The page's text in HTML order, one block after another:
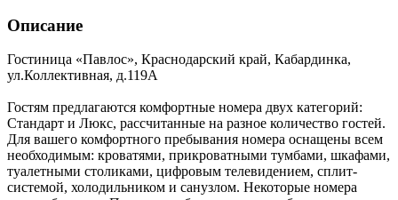
Описание
Гостиница «Павлос», Краснодарский край, Кабардинка,
ул.Коллективная, д.119А
Гостям предлагаются комфортные номера двух категорий:
Стандарт и Люкс, рассчитанные на разное количество гостей.
Для вашего комфортного пребывания номера оснащены всем
необходимым: кроватями, прикроватными тумбами, шкафами,
туалетными столиками, цифровым телевидением, сплит-
системой, холодильником и санузлом. Некоторые номера